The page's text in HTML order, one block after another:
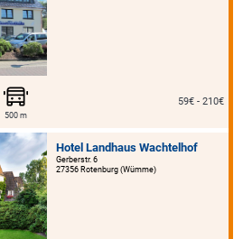
500 m
59€ - 210€
Hotel Landhaus Wachtelhof
Gerberstr. 6
27356 Rotenburg (Wümme)